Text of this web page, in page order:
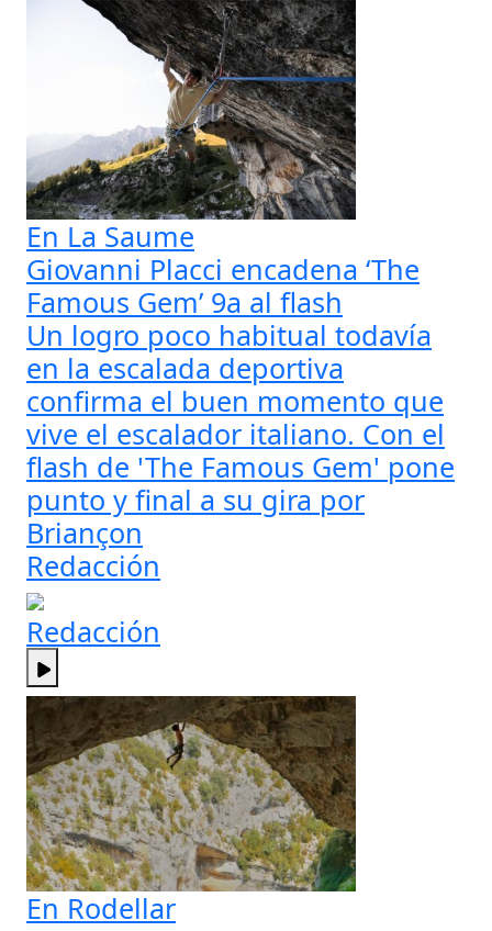
En La Saume
Giovanni Placci encadena ‘The
Famous Gem’ 9a al flash
Un logro poco habitual todavía
en la escalada deportiva
confirma el buen momento que
vive el escalador italiano. Con el
flash de 'The Famous Gem' pone
punto y final a su gira por
Briançon
Redacción
Redacción
En Rodellar